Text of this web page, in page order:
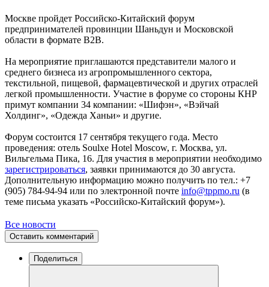
Москве пройдет Российско-Китайский форум
предпринимателей провинции Шаньдун и Московской
области в формате В2В.
На мероприятие приглашаются представители малого и
среднего бизнеса из агропромышленного сектора,
текстильной, пищевой, фармацевтической и других отраслей
легкой промышленности. Участие в форуме со стороны КНР
примут компании 34 компании: «Шифэн», «Вэйчай
Холдинг», «Одежда Ханьи» и другие.
Форум состоится 17 сентября текущего года. Место
проведения: отель Soulxe Hotel Moscow, г. Москва, ул.
Вильгельма Пика, 16. Для участия в мероприятии необходимо
зарегистрироваться, заявки принимаются до 30 августа.
Дополнительную информацию можно получить по тел.: +7
(905) 784-94-94 или по электронной почте info@tppmo.ru (в
теме письма указать «Российско-Китайский форум»).
Все новости
Оставить комментарий
Поделиться